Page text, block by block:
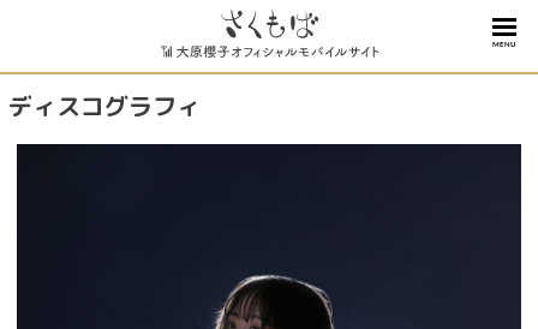
MENU
ディスコグラフィ